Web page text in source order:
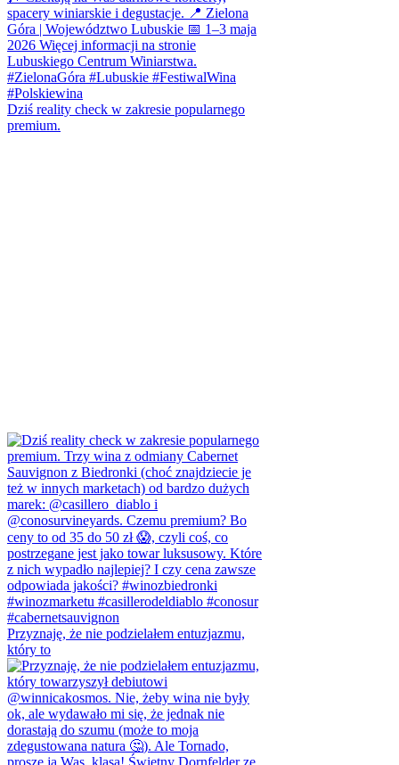
Dziś reality check w zakresie popularnego
premium.
Przyznaję, że nie podzielałem entuzjazmu,
który to